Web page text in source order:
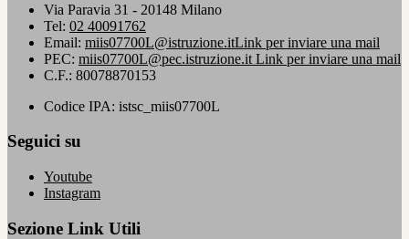
Via Paravia 31 - 20148 Milano
Tel: 02 40091762
Email: miis07700L@istruzione.itLink per inviare una mail
PEC: miis07700L@pec.istruzione.it Link per inviare una mail
C.F.: 80078870153
Codice IPA: istsc_miis07700L
Seguici su
Youtube
Instagram
Sezione Link Utili